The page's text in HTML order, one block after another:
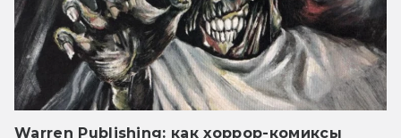
Warren Publishing: как хоррор-комиксы